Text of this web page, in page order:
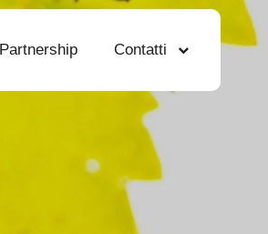
Partnership Contatti